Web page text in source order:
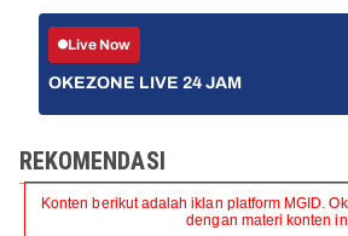
Live Now
OKEZONE LIVE 24 JAM